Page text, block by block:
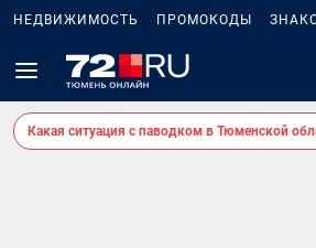
НЕДВИЖИМОСТЬ ПРОМОКОДЫ
Какая ситуация с паводком в Тюменской